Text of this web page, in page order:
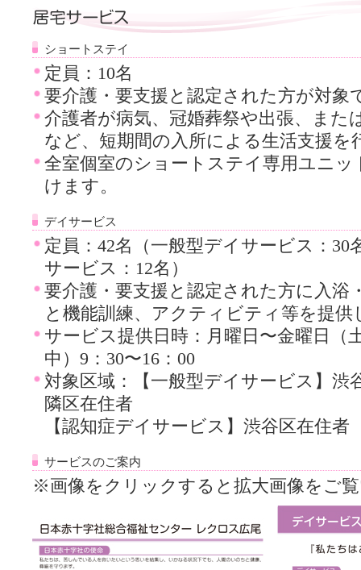
ショートステイ
定員：10名
要介護・要支援と認定された方が対象
介護者が病気、冠婚葬祭や出張、また
など、短期間の入所による生活支援を
全室個室のショートステイ専用ユニ
けます。
デイサービス
定員：42名（一般型デイサービス：30
サービス：12名）
要介護・要支援と認定された方に入浴
と機能訓練、アクティビティ等を提供
サービス提供日時：月曜日〜金曜日（
中）9：30〜16：00
対象区域：【一般型デイサービス】渋
隣区在住者
【認知症デイサービス】渋谷区在住者
サービスのご案内
※画像をクリックすると拡大画像をご